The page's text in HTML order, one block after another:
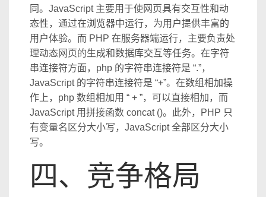
同。JavaScript 主要用于使网页具有交互性和动
态性，通过在浏览器中运行，为用户提供丰富的
用户体验。而 PHP 在服务器端运行，主要负责处
理动态网页的生成和数据库交互等任务。在字符
串连接符方面，php 的字符串连接符是 “.”，
JavaScript 的字符串连接符是 “+”。在数组相加操
作上，php 数组相加用 “ + ”，可以直接相加，而
JavaScript 用拼接函数 concat ()。此外，PHP 只
有变量名区分大小写，JavaScript 全部区分大小
写。
四、竞争格局